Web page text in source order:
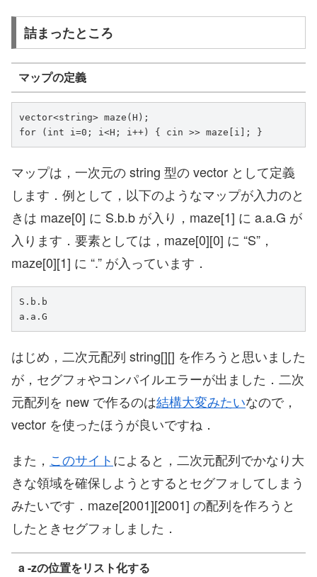
詰まったところ
マップの定義
vector<string> maze(H);
for (int i=0; i<H; i++) { cin >> maze[i]; }
マップは，一次元の string 型の vector として定義
します．例として，以下のようなマップが入力のと
きは maze[0] に S.b.b が入り，maze[1] に a.a.G が
入ります．要素としては，maze[0][0] に “S”，
maze[0][1] に “.” が入っています．
S.b.b
a.a.G
はじめ，二次元配列 string[][] を作ろうと思いました
が，セグフォやコンパイルエラーが出ました．二次
元配列を new で作るのは結構大変みたいなので，
vector を使ったほうが良いですね．
また， このサイトによると，二次元配列でかなり大
きな領域を確保しようとするとセグフォしてしまう
みたいです．maze[2001][2001] の配列を作ろうと
したときセグフォしました．
a -zの位置をリスト化する